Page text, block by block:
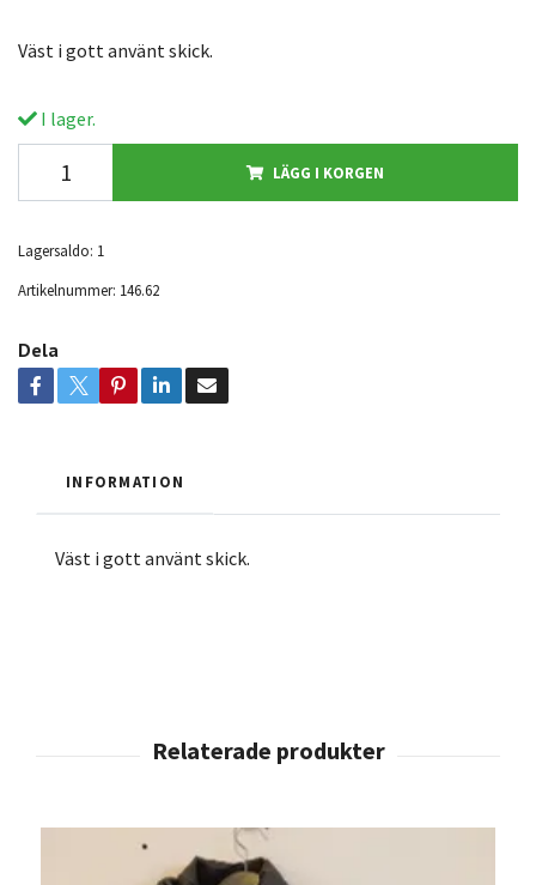
Väst i gott använt skick.
I lager.
LÄGG I KORGEN
Lagersaldo: 1
Artikelnummer: 146.62
Dela
INFORMATION
Väst i gott använt skick.